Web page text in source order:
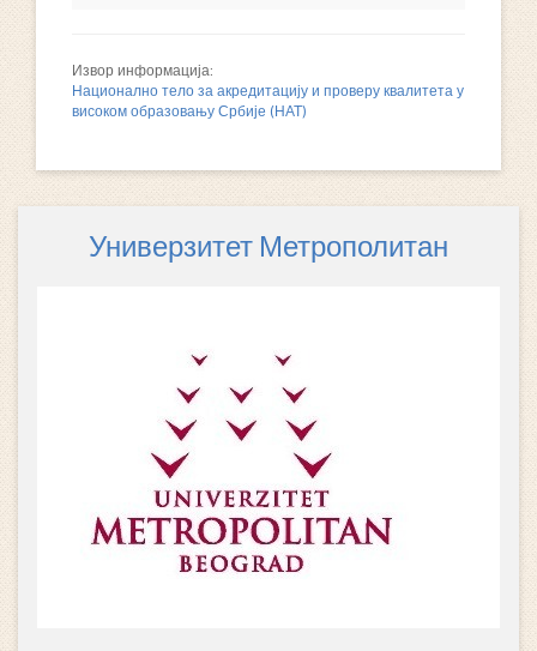
Извор информација:
Национално тело за акредитацију и проверу квалитета у
високом образовању Србије (НАТ)
Универзитет Метрополитан